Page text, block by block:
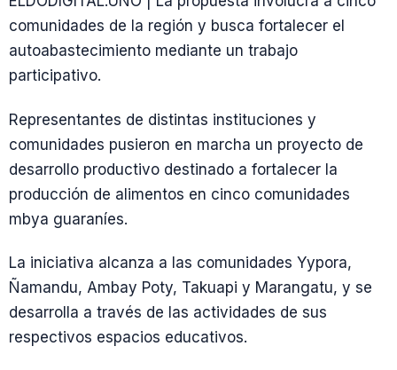
comunidades de la región y busca fortalecer el
autoabastecimiento mediante un trabajo
participativo.
Representantes de distintas instituciones y
comunidades pusieron en marcha un proyecto de
desarrollo productivo destinado a fortalecer la
producción de alimentos en cinco comunidades
mbya guaraníes.
La iniciativa alcanza a las comunidades Yypora,
Ñamandu, Ambay Poty, Takuapi y Marangatu, y se
desarrolla a través de las actividades de sus
respectivos espacios educativos.